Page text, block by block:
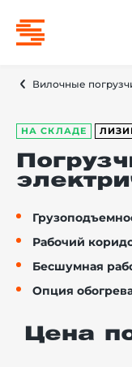
Вилочные
НА СКЛАДЕ
Рабочий
Бесшумная
Опция
Цена